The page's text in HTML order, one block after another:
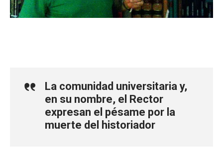
La comunidad universitaria y,
en su nombre, el Rector
expresan el pésame por la
muerte del historiador